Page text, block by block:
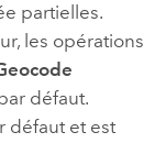
partielles.
les opérations
défaut.
défaut et est